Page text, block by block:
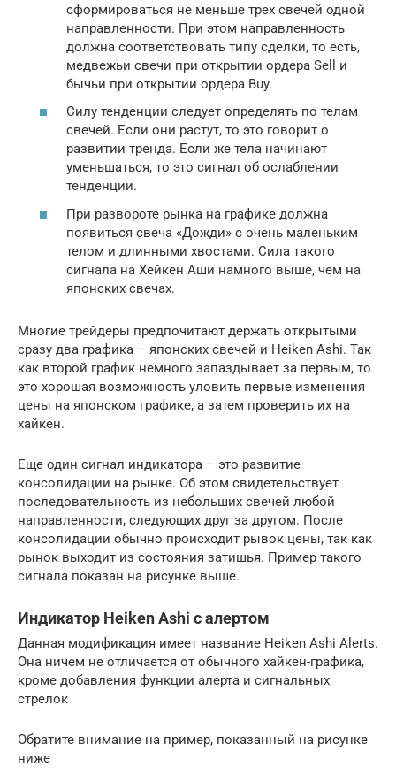
сформироваться не меньше трех свечей одной
направленности. При этом направленность
должна соответствовать типу сделки, то есть,
медвежьи свечи при открытии ордера Sell и
бычьи при открытии ордера Buy.
Силу тенденции следует определять по телам
свечей. Если они растут, то это говорит о
развитии тренда. Если же тела начинают
уменьшаться, то это сигнал об ослаблении
тенденции.
При развороте рынка на графике должна
появиться свеча «Дожди» с очень маленьким
телом и длинными хвостами. Сила такого
сигнала на Хейкен Аши намного выше, чем на
японских свечах.
Многие трейдеры предпочитают держать открытыми
сразу два графика – японских свечей и Heiken Ashi. Так
как второй график немного запаздывает за первым, то
это хорошая возможность уловить первые изменения
цены на японском графике, а затем проверить их на
хайкен.
Еще один сигнал индикатора – это развитие
консолидации на рынке. Об этом свидетельствует
последовательность из небольших свечей любой
направленности, следующих друг за другом. После
консолидации обычно происходит рывок цены, так как
рынок выходит из состояния затишья. Пример такого
сигнала показан на рисунке выше.
Индикатор Heiken Ashi с алертом
Данная модификация имеет название Heiken Ashi Alerts.
Она ничем не отличается от обычного хайкен-графика,
кроме добавления функции алерта и сигнальных
стрелок
Обратите внимание на пример, показанный на рисунке
ниже